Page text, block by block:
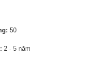
50
2 - 5 năm